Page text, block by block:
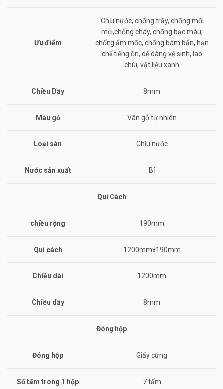
Ưu điểm
Chịu nước, chống trầy, chống mối
mọi,chống cháy, chống bạc màu,
chống ẩm mốc, chống bám bẩn, hạn
chế tiếng ồn, dể dàng vệ sinh, lao
chùi, vật liệu xanh
Chiều Dầy 8mm
Màu gỗ Vân gỗ tự nhiên
Loại sàn Chịu nước
Nước sản xuất Bỉ
Qui Cách
chiều rộng 190mm
Qui cách 1200mmx190mm
Chiều dài 1200mm
Chiều dầy 8mm
Đóng hộp
Đóng hộp Giấy cứng
Số tấm trong 1 hộp 7 tấm